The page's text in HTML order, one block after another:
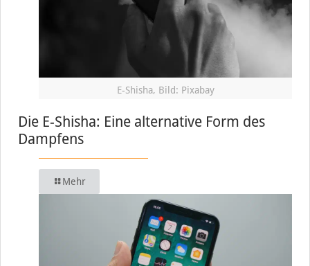
E-Shisha, Bild: Pixabay
Die E-Shisha: Eine alternative Form des
Dampfens
Mehr